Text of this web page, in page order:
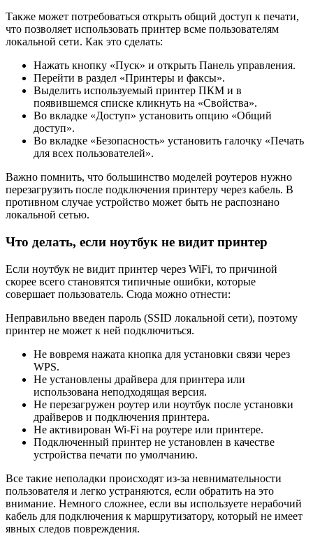
Также может потребоваться открыть общий доступ к печати,
что позволяет использовать принтер всме пользователям
локальной сети. Как это сделать:
Нажать кнопку «Пуск» и открыть Панель управления.
Перейти в раздел «Принтеры и факсы».
Выделить используемый принтер ПКМ и в
появившемся списке кликнуть на «Свойства».
Во вкладке «Доступ» установить опцию «Общий
доступ».
Во вкладке «Безопасность» установить галочку «Печать
для всех пользователей».
Важно помнить, что большинство моделей роутеров нужно
перезагрузить после подключения принтеру через кабель. В
противном случае устройство может быть не распознано
локальной сетью.
Что делать, если ноутбук не видит принтер
Если ноутбук не видит принтер через WiFi, то причиной
скорее всего становятся типичные ошибки, которые
совершает пользователь. Сюда можно отнести:
Неправильно введен пароль (SSID локальной сети), поэтому
принтер не может к ней подключиться.
Не вовремя нажата кнопка для установки связи через
WPS.
Не установлены драйвера для принтера или
использована неподходящая версия.
Не перезагружен роутер или ноутбук после установки
драйверов и подключения принтера.
Не активирован Wi-Fi на роутере или принтере.
Подключенный принтер не установлен в качестве
устройства печати по умолчанию.
Все такие неполадки происходят из-за невнимательности
пользователя и легко устраняются, если обратить на это
внимание. Немного сложнее, если вы используете нерабочий
кабель для подключения к маршрутизатору, который не имеет
явных следов повреждения.